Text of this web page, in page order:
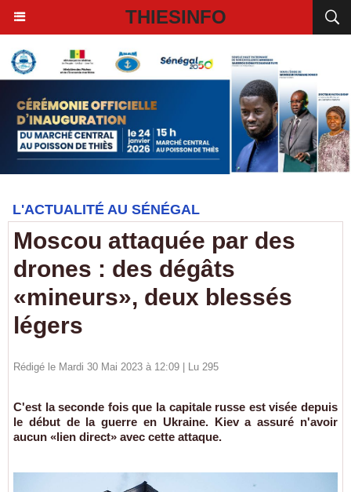
THIESINFO
L'ACTUALITÉ AU SÉNÉGAL
Moscou attaquée par des
drones : des dégâts
«mineurs», deux blessés
légers
Rédigé le Mardi 30 Mai 2023 à 12:09 | Lu 295
C'est la seconde fois que la capitale russe est visée depuis
le début de la guerre en Ukraine. Kiev a assuré n'avoir
aucun «lien direct» avec cette attaque.